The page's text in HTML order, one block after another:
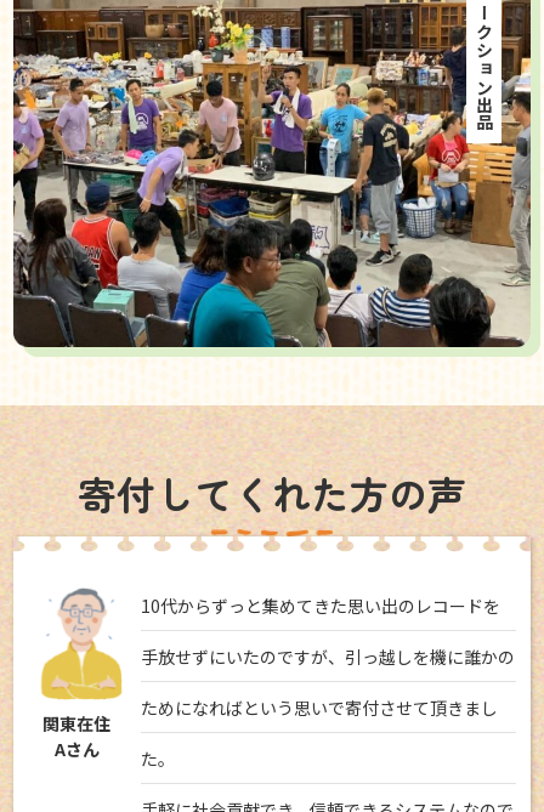
海外オークション出品
寄付してくれた方の声
関東在住
Aさん
10代からずっと集めてきた思い出のレコードを
手放せずにいたのですが、引っ越しを機に誰かの
ためになればという思いで寄付させて頂きまし
た。